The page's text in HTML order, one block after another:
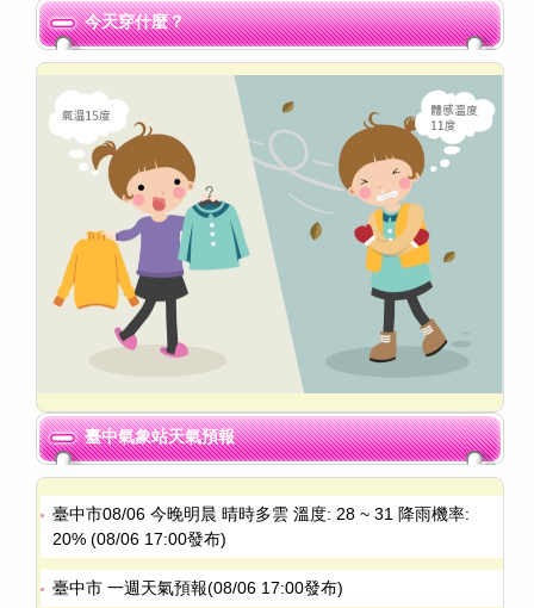
今天穿什麼？
臺中氣象站天氣預報
臺中市08/06 今晚明晨 晴時多雲 溫度: 28 ~ 31 降雨機率:
20% (08/06 17:00發布)
臺中市 一週天氣預報(08/06 17:00發布)